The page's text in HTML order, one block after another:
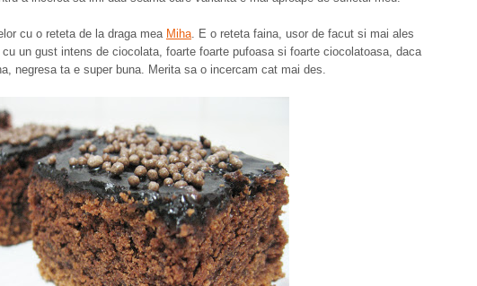
cu o reteta de la draga mea Miha. E o reteta faina, usor de facut si mai ales
un gust intens de ciocolata, foarte foarte pufoasa si foarte ciocolatoasa, daca
negresa ta e super buna. Merita sa o incercam cat mai des.